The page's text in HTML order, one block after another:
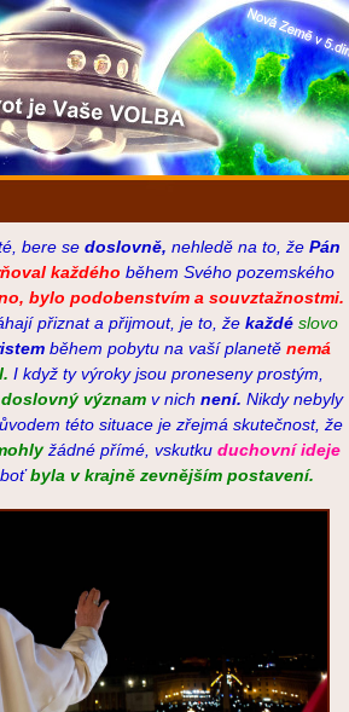
bere se doslovně, nehledě na to, že Pán
každého během Svého pozemského
bylo podobenstvím a souvztažnostmi.
přiznat a přijmout, je to, že každé slovo
během pobytu na vaší planetě nemá
I když ty výroky jsou proneseny prostým,
doslovný význam v nich není. Nikdy nebyly
této situace je zřejmá skutečnost, že
žádné přímé, vskutku duchovní ideje
byla vkrajně zevnějším postavení.